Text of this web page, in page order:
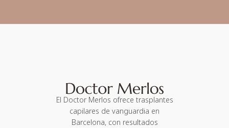
El Doctor Merlos ofrece trasplantes
capilares de vanguardia en
Barcelona, con resultados